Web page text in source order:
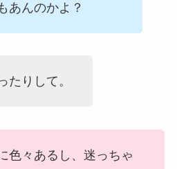
あんのかよ？
たりして。
色々あるし、迷っちゃ